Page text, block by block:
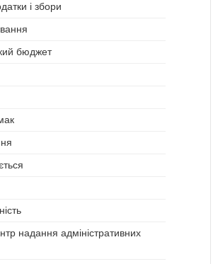
і збори
бюджет
надання адміністративних